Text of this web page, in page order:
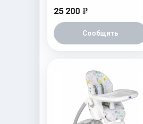
25 200 e
Сообщить